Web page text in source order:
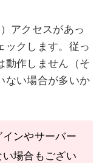
アクセスがあっ
ックします。従っ
動作しません（そ
ない場合が多いか
ンやサーバー
場合もござい